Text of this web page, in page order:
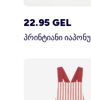
22.95 GEL